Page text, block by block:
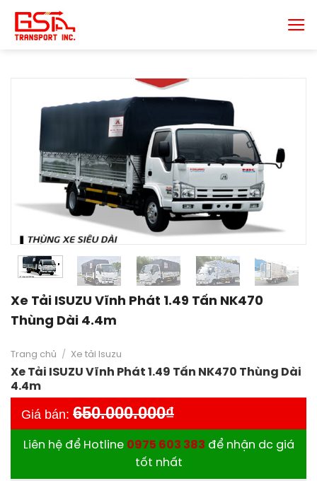
đến
nội
Xe Tải ISUZU Vĩnh Phát 1.49 Tấn NK470
Thùng Dài 4.4m
Trang chủ / Xe tải Isuzu
Xe Tải ISUZU Vĩnh Phát 1.49 Tấn NK470 Thùng Dài
4.4m
Giá bán: 650.000.000₫
Liên hệ để Hotline 0975 603 383 để nhận dc giá
tốt nhất